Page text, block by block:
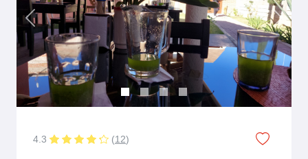
Previous Next
4.3 (12)